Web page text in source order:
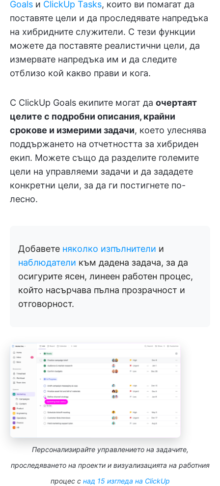
Goals и ClickUp Tasks, които ви помагат да
поставяте цели и да проследявате напредъка
на хибридните служители. С тези функции
можете да поставяте реалистични цели, да
измервате напредъка им и да следите
отблизо кой какво прави и кога.
С ClickUp Goals екипите могат да очертаят
целите с подробни описания, крайни
срокове и измерими задачи, което улеснява
поддържането на отчетността за хибриден
екип. Можете също да разделите големите
цели на управляеми задачи и да зададете
конкретни цели, за да ги постигнете по-
лесно.
Добавете няколко изпълнители и
наблюдатели към дадена задача, за да
осигурите ясен, линеен работен процес,
който насърчава пълна прозрачност и
отговорност.
Персонализирайте управлението на задачите,
проследяването на проекти и визуализацията на работния
процес с над 15 изгледа на ClickUp